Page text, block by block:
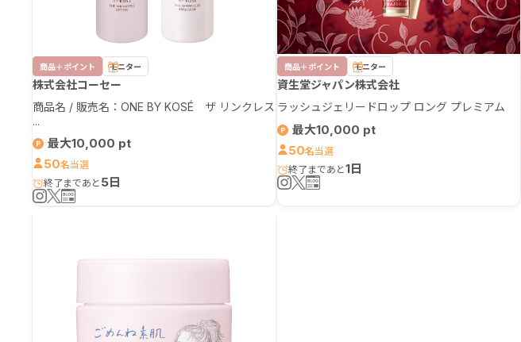
商品＋ポイント モニター
株式会社コーセー
商品名 / 販売名：ONE BY KOSÉ ザ リンクレス
...
最大10,000
50名
5日
商品＋ポイント モニター
資生堂ジャパン株式会社
ラッシュジェリードロップ ロング プレミアム
最大10,000
50名
1日